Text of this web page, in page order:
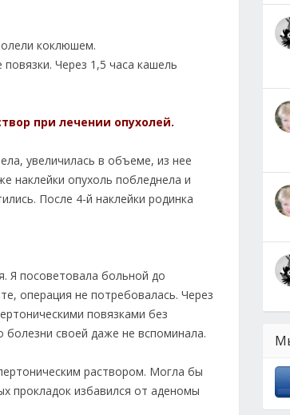
коклюшем.
Через 1,5 часа кашель
при лечении опухолей.
увеличилась в объеме, из нее
наклейки опухоль побледнела и
После 4-й наклейки родинка
Я посоветовала больной до
операция не потребовалась. Через
повязками без
болезни своей даже не вспоминала.
раствором. Могла бы
прокладок избавился от аденомы